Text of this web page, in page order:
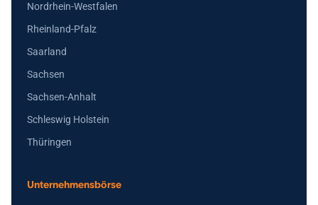
Nordrhein-Westfalen
Rheinland-Pfalz
Saarland
Sachsen
Sachsen-Anhalt
Schleswig Holstein
Thüringen
Unternehmensbörse